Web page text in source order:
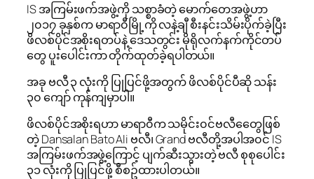
IS အကြမ်းဖက်အဖွဲ့ကို သစ္စာခံတဲ့ မောက်တေအဖွဲ့ဟာ
၂၀၁၇ ခုနှစ်က မာရာ၀ီမြို့ကို လနဲ့ချီ စီးနင်းသိမ်းပိုက်ခဲ့ပြီး
ဖိလစ်ပိုင်အစိုးရတပ်နဲ့ ဒေသတွင်း မိုရိုလက်နက်ကိုင်တပ်
တွေ ပူးပေါင်းကာ တိုက်ထုတ်ခဲ့ရပါတယ်။
အခု ဗလီ ၃ လုံးကို ပြုပြင်ဖို့အတွက် ဖိလစ်ပိုင်ပီဆို သန်း
၃၀ ကျော် ကုန်ကျမှာပါ။
ဖိလစ်ပိုင်အစိုးရဟာ မာရာ၀ီက သမိုင်း၀င်ဗလီတွေေဖြစ်
တဲ့ Dansalan Bato Ali ဗလီ၊ Grand ဗလီတို့အပါအ၀င် IS
အကြမ်းဖက်အဖွဲ့ကြောင့် ပျက်ဆီးသွားတဲ့ ဗလီ စုစုပေါင်း
၃၁ လုံးကို ပြုပြင်ဖို့ စီစဥ်ထားပါတယ်။